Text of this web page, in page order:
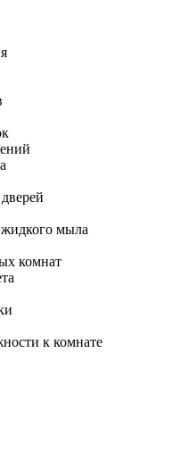
мыла
комнат
к комнате